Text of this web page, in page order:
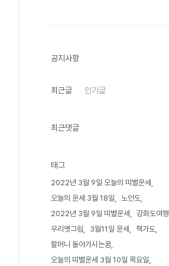
공지사항
최근글 인기글
최근댓글
태그
2022년 3월 9일 오늘의 띠별운세
오늘의 운세 3월 18일
노안도
2022년 3월 9일 띠별운세
강화도여행
우리옛그림
3월11일 운세
책가도
할머니 돌아가시는꿈
오늘의 띠별운세 3월 10일 목요일